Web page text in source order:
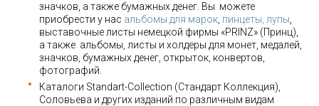
значков, а также бумажных денег. Вы можете
приобрести у нас альбомы для марок пинцеты, лупы
выставочные листы немецкой фирмы «PRINZ» (Принц),
а также альбомы, листы и холдеры для монет, медалей,
значков, бумажных денег, открыток, конвертов,
фотографий.
Каталоги Standart-Collection (Стандарт Коллекция),
Соловьева и других изданий по различным видам